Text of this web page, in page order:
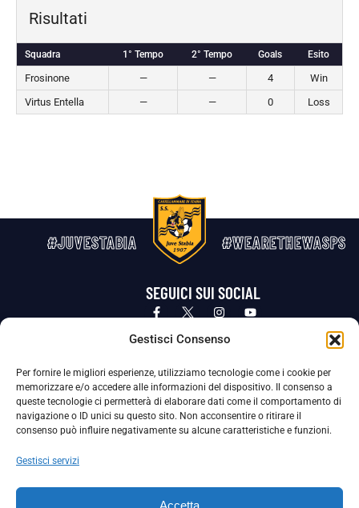
Gestisci Consenso
Per fornire le migliori esperienze, utilizziamo tecnologie come i cookie per
memorizzare e/o accedere alle informazioni del dispositivo. Il consenso a
queste tecnologie ci permetterà di elaborare dati come il comportamento di
navigazione o ID unici su questo sito. Non acconsentire o ritirare il
consenso può influire negativamente su alcune caratteristiche e funzioni.
Gestisci servizi
Accetta
Risultati
Squadra 1° Tempo 2° Tempo Goals Esito
Frosinone — — 4
Win
Virtus Entella
— — 0 Loss
#JUVESTABIA #WEARETHEWASPS
SEGUICI SUI SOCIAL
Privacy Policy Cookie Policy
La Società ha nominato il Responsabile della Protezione dei Dati Personali (DPO), figura specializzata che vigila sulle modalità
adottate dalla nostra Società per tutelare i Suoi dati personali.
Per contattare il DPO può scrivere a